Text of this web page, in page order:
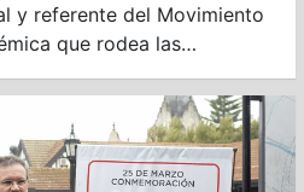
y referente del Movimiento
que rodea las…